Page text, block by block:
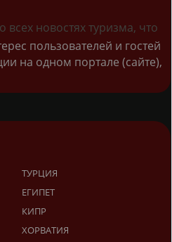
новостях туризма, что
пользователей и гостей
на одном портале (сайте),
ТУРЦИЯ
ЕГИПЕТ
КИПР
ХОРВАТИЯ